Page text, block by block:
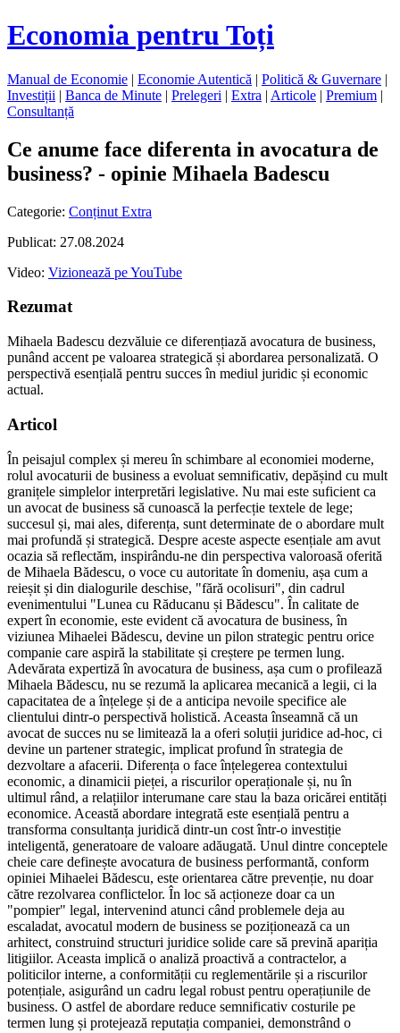
Economia pentru Toți
Manual de Economie | Economie Autentică | Politică & Guvernare |
Investiții | Banca de Minute | Prelegeri | Extra | Articole | Premium |
Consultanță
Ce anume face diferenta in avocatura de
business? - opinie Mihaela Badescu
Categorie: Conținut Extra
Publicat: 27.08.2024
Video: Vizionează pe YouTube
Rezumat
Mihaela Badescu dezvăluie ce diferențiază avocatura de business,
punând accent pe valoarea strategică și abordarea personalizată. O
perspectivă esențială pentru succes în mediul juridic și economic
actual.
Articol
În peisajul complex și mereu în schimbare al economiei moderne,
rolul avocaturii de business a evoluat semnificativ, depășind cu mult
granițele simplelor interpretări legislative. Nu mai este suficient ca
un avocat de business să cunoască la perfecție textele de lege;
succesul și, mai ales, diferența, sunt determinate de o abordare mult
mai profundă și strategică. Despre aceste aspecte esențiale am avut
ocazia să reflectăm, inspirându-ne din perspectiva valoroasă oferită
de Mihaela Bădescu, o voce cu autoritate în domeniu, așa cum a
reieșit și din dialogurile deschise, "fără ocolisuri", din cadrul
evenimentului "Lunea cu Răducanu și Bădescu". În calitate de
expert în economie, este evident că avocatura de business, în
viziunea Mihaelei Bădescu, devine un pilon strategic pentru orice
companie care aspiră la stabilitate și creștere pe termen lung.
Adevărata expertiză în avocatura de business, așa cum o profilează
Mihaela Bădescu, nu se rezumă la aplicarea mecanică a legii, ci la
capacitatea de a înțelege și de a anticipa nevoile specifice ale
clientului dintr-o perspectivă holistică. Aceasta înseamnă că un
avocat de succes nu se limitează la a oferi soluții juridice ad-hoc, ci
devine un partener strategic, implicat profund în strategia de
dezvoltare a afacerii. Diferența o face înțelegerea contextului
economic, a dinamicii pieței, a riscurilor operaționale și, nu în
ultimul rând, a relațiilor interumane care stau la baza oricărei entități
economice. Această abordare integrată este esențială pentru a
transforma consultanța juridică dintr-un cost într-o investiție
inteligentă, generatoare de valoare adăugată. Unul dintre conceptele
cheie care definește avocatura de business performantă, conform
opiniei Mihaelei Bădescu, este orientarea către prevenție, nu doar
către rezolvarea conflictelor. În loc să acționeze doar ca un
"pompier" legal, intervenind atunci când problemele deja au
escaladat, avocatul modern de business se poziționează ca un
arhitect, construind structuri juridice solide care să prevină apariția
litigiilor. Aceasta implică o analiză proactivă a contractelor, a
politicilor interne, a conformității cu reglementările și a riscurilor
potențiale, asigurând un cadru legal robust pentru operațiunile de
business. O astfel de abordare reduce semnificativ costurile pe
termen lung și protejează reputația companiei, demonstrând o